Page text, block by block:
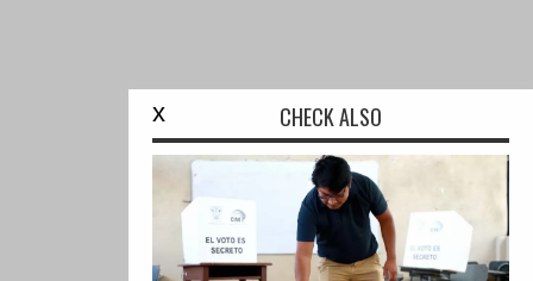
x CHECK ALSO